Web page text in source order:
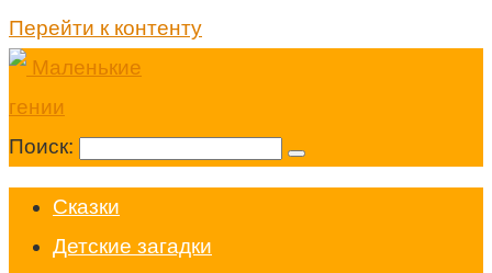
Перейти к контенту
Поиск:
Cказки
Детские загадки